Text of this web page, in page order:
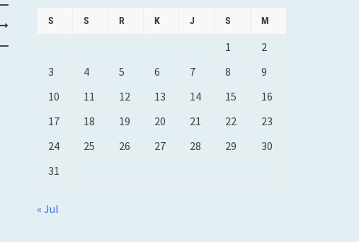
S S R K J S M
1
2
3
4 5 6 7 8
9
10
11 12 13 14 15
16
17
18 19 20 21 22
23
24
25 26 27 28 29
30
31
« Jul